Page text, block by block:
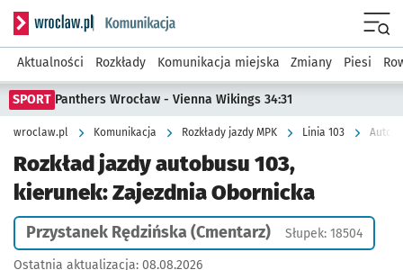
Serwis informacyjny wroclaw.pl podserwis: Komunikacja
Aktualności Rozkłady Komunikacja miejska Zmiany Piesi
SPORT Panthers Wrocław - Vienna Wikings 34:31
wroclaw.pl Komunikacja Rozkłady jazdy MPK Linia 103
Rozkład jazdy autobusu 103,
kierunek: Zajezdnia Obornicka
Przystanek Rędzińska (Cmentarz) Słupek: 18504
Ostatnia aktualizacja: 08.08.2026